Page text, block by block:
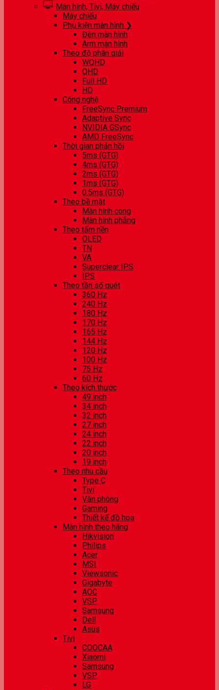
Màn hình, Tivi, Máy chiếu
Máy chiếu
Phụ kiện màn hình ❯
Đèn màn hình
Arm màn hình
Theo độ phân giải
WQHD
QHD
Full HD
HD
Công nghệ
FreeSync Premium
Adaptive Sync
NVIDIA GSync
AMD FreeSync
Thời gian phản hồi
5ms (GTG)
4ms (GTG)
2ms (GTG)
1ms (GTG)
0.5ms (GTG)
Theo bề mặt
Màn hình cong
Màn hình phẳng
Theo tấm nền
OLED
TN
VA
Superclear IPS
IPS
Theo tần số quét
360 Hz
240 Hz
180 Hz
170 Hz
165 Hz
144 Hz
120 Hz
100 Hz
75 Hz
60 Hz
Theo kích thước
49 inch
34 inch
32 inch
27 inch
24 inch
22 inch
20 inch
19 inch
Theo nhu cầu
Type C
Tivi
Văn phòng
Gaming
Thiết kế đồ hoạ
Màn hình theo hãng
Hikvision
Philips
Acer
MSI
Viewsonic
Gigabyte
AOC
VSP
Samsung
Dell
Asus
Tivi
COOCAA
Xiaomi
Samsung
VSP
LG